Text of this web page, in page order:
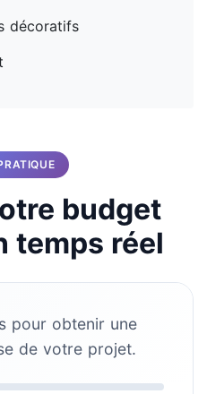
décoratifs
budget
temps réel
pour obtenir une
de votre projet.